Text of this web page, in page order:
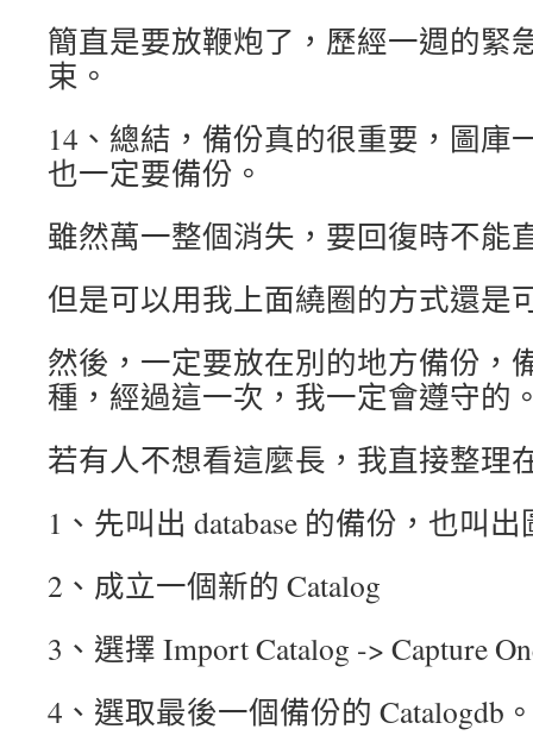
簡直是要放鞭炮了，歷經一週的緊
束。
14、總結，備份真的很重要，圖庫
也一定要備份。
雖然萬一整個消失，要回復時不能
但是可以用我上面繞圈的方式還是
然後，一定要放在別的地方備份，
種，經過這一次，我一定會遵守的
若有人不想看這麼長，我直接整理
1、先叫出 database 的備份，也叫
2、成立一個新的 Catalog
3、選擇 Import Catalog -> Capture
4、選取最後一個備份的 Catalogdb